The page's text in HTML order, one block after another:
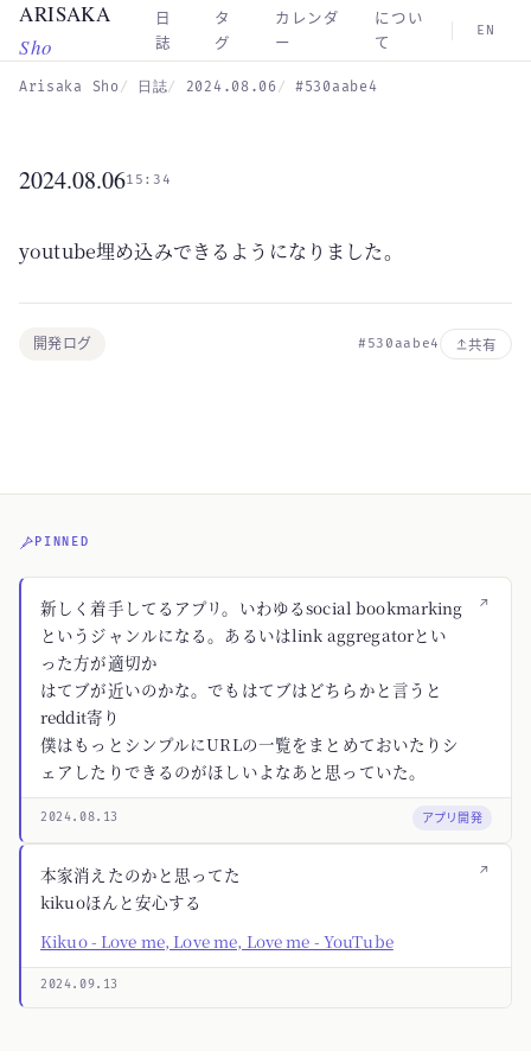
Skip to main content
ARISAKA
Sho
日
誌
タ
グ
カレンダ
ー
につい
て
EN
Arisaka Sho 日誌 2024.08.06 #530aabe4
2024.08.0615:34
youtube埋め込みできるようになりました。
開発ログ #530aabe4 共有
PINNED
↗
新しく着手してるアプリ。いわゆるsocial bookmarking
というジャンルになる。あるいはlink aggregatorとい
った方が適切か
はてブが近いのかな。でもはてブはどちらかと言うと
reddit寄り
僕はもっとシンプルにURLの一覧をまとめておいたりシ
ェアしたりできるのがほしいよなあと思っていた。
2024.08.13 アプリ開発
↗
本家消えたのかと思ってた
kikuoほんと安心する
Kikuo - Love me, Love me, Love me - YouTube
2024.09.13